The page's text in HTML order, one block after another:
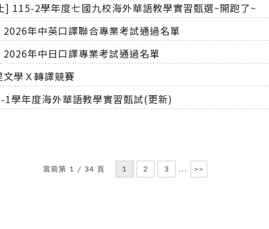
] 115-2學年度七國九校海外華語教學實習甄選~開跑了~
2026年中英口譯聯合專業考試通過名單
2026年中日口譯專業考試通過名單
學Ｘ轉譯競賽
1學年度海外華語教學實習甄試(更新)
當前第 1 / 34 頁 1 2 3 ... >>